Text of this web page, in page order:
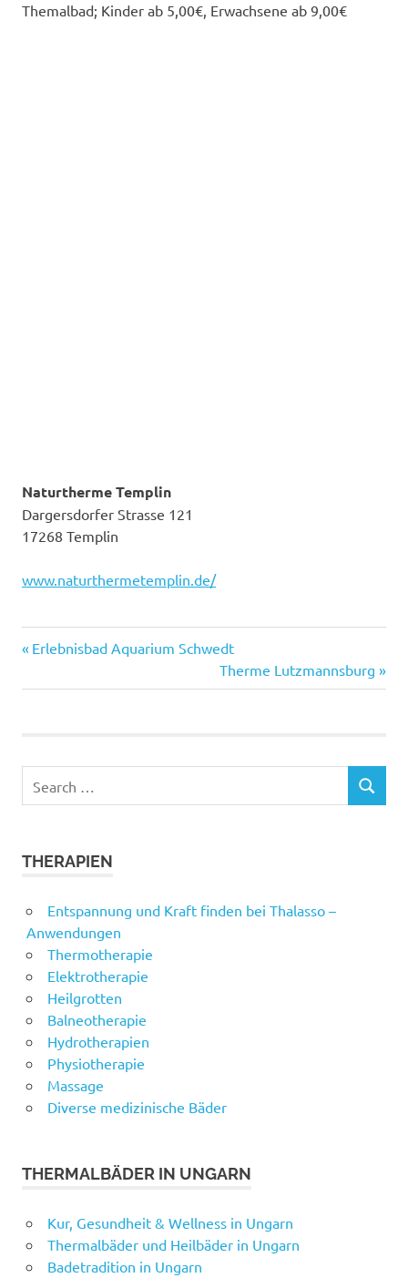
Themalbad; Kinder ab 5,00€, Erwachsene ab 9,00€
Naturtherme Templin
Dargersdorfer Strasse 121
17268 Templin
www.naturthermetemplin.de/
Post
navigation
Previous
Erlebnisbad Aquarium Schwedt
Next
Post:
Therme Lutzmannsburg
for:
SEARCH
THERAPIEN
Entspannung und Kraft finden bei Thalasso –
Anwendungen
Thermotherapie
Elektrotherapie
Heilgrotten
Balneotherapie
Hydrotherapien
Physiotherapie
Massage
Diverse medizinische Bäder
THERMALBÄDER IN UNGARN
Kur, Gesundheit & Wellness in Ungarn
Thermalbäder und Heilbäder in Ungarn
Badetradition in Ungarn